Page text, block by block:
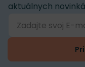
aktuálnych